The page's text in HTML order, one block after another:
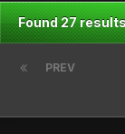
Found 27
PREV